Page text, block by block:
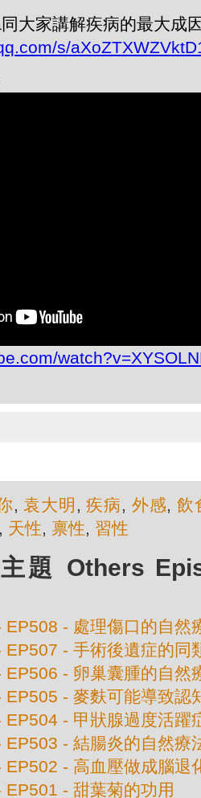
大家講解疾病的最大成
s/
,袁大明 ,疾病, 外感,飲
, 天性, 禀性, 習性
題 Others
EP508 - 處理傷口的自然
EP507 - 手術後遺症的同
EP506 - 卵巢囊腫的自然
EP505 - 麥麩可能導致認
EP504 - 甲狀腺過度活躍
EP503 - 結腸炎的自然療
EP502 - 高血壓做成腦退
EP501 - 甜葉菊的功用